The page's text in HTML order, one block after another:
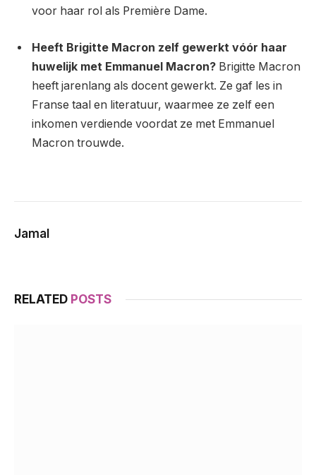
voor haar rol als Première Dame.
Heeft Brigitte Macron zelf gewerkt vóór haar
huwelijk met Emmanuel Macron? Brigitte Macron
heeft jarenlang als docent gewerkt. Ze gaf les in
Franse taal en literatuur, waarmee ze zelf een
inkomen verdiende voordat ze met Emmanuel
Macron trouwde.
Jamal
RELATED POSTS